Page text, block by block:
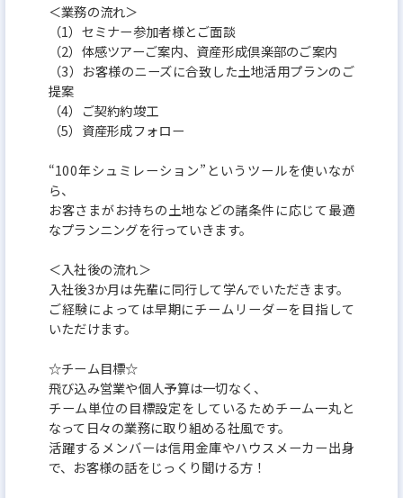
＜業務の流れ＞
（1）セミナー参加者様とご面談
（2）体感ツアーご案内、資産形成倶楽部のご案内
（3）お客様のニーズに合致した土地活用プランのご
提案
（4）ご契約約竣工
（5）資産形成フォロー
“100年シュミレーション”というツールを使いなが
ら、
お客さまがお持ちの土地などの諸条件に応じて最適
なプランニングを行っていきます。
＜入社後の流れ＞
入社後3か月は先輩に同行して学んでいただきます。
ご経験によっては早期にチームリーダーを目指して
いただけます。
☆チーム目標☆
飛び込み営業や個人予算は一切なく、
チーム単位の目標設定をしているためチーム一丸と
なって日々の業務に取り組める社風です。
活躍するメンバーは信用金庫やハウスメーカー出身
で、お客様の話をじっくり聞ける方！